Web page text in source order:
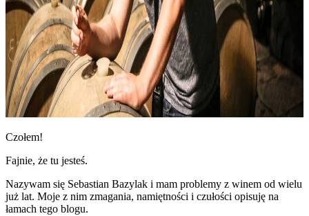
Czołem!
Fajnie, że tu jesteś.
Nazywam się Sebastian Bazylak i mam problemy z winem od wielu
już lat. Moje z nim zmagania, namiętności i czułości opisuję na
łamach tego blogu.